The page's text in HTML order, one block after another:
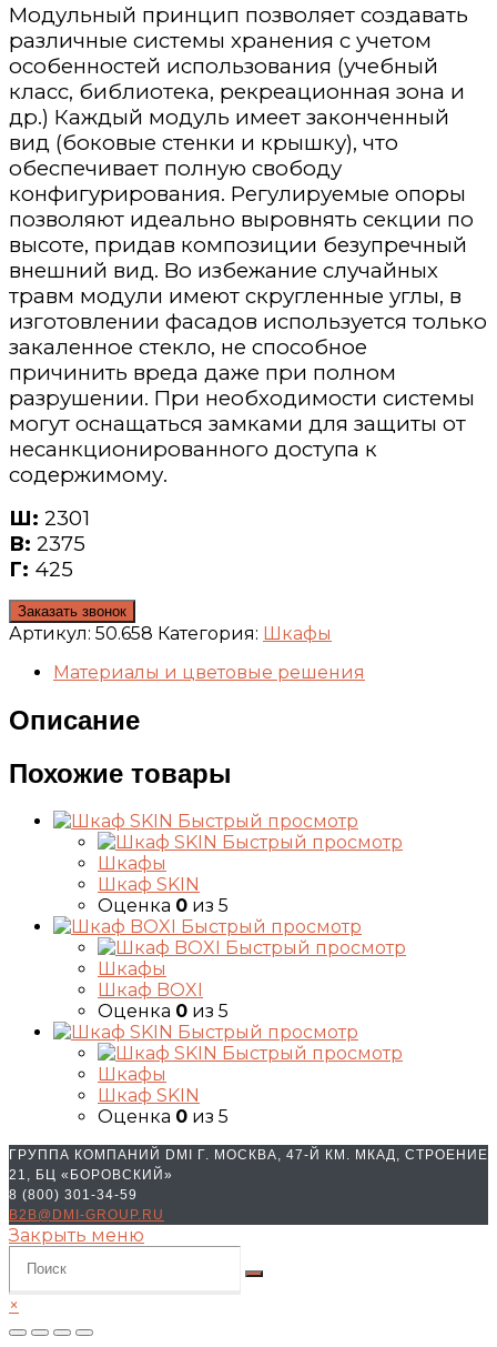
Модульный принцип позволяет создавать
различные системы хранения с учетом
особенностей использования (учебный
класс, библиотека, рекреационная зона и
др.) Каждый модуль имеет законченный
вид (боковые стенки и крышку), что
обеспечивает полную свободу
конфигурирования. Регулируемые опоры
позволяют идеально выровнять секции по
высоте, придав композиции безупречный
внешний вид. Во избежание случайных
травм модули имеют скругленные углы, в
изготовлении фасадов используется только
закаленное стекло, не способное
причинить вреда даже при полном
разрушении. При необходимости системы
могут оснащаться замками для защиты от
несанкционированного доступа к
содержимому.
Ш: 2301
В: 2375
Г: 425
Заказать звонок
Артикул: 50.658 Категория: Шкафы
Материалы и цветовые решения
Описание
Похожие товары
Быстрый просмотр
Быстрый просмотр
Шкафы
Шкаф SKIN
Оценка 0 из 5
Быстрый просмотр
Быстрый просмотр
Шкафы
Шкаф BOXI
Оценка 0 из 5
Быстрый просмотр
Быстрый просмотр
Шкафы
Шкаф SKIN
Оценка 0 из 5
ГРУППА КОМПАНИЙ DMI Г. МОСКВА, 47-Й КМ. МКАД, СТРОЕНИЕ
21, БЦ «БОРОВСКИЙ»
8 (800) 301-34-59
B2B@DMI-GROUP.RU
Закрыть меню
×